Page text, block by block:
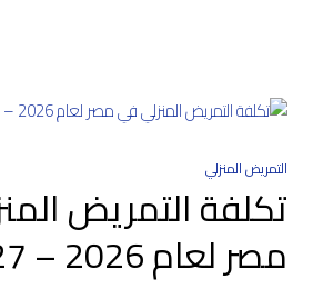
التمريض المنزلي
تكلفة التمريض
مصر لعام 2026 – 2027